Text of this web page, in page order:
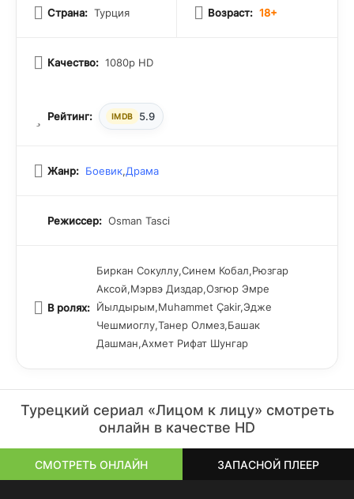
Страна: Турция Возраст: 18+
Качество: 1080p HD
Рейтинг: IMDB 5.9
Жанр: Боевик,Драма
Режиссер: Osman Tasci
В ролях:
Биркан Сокуллу,Синем Кобал,Рюзгар
Аксой,Мэрвэ Диздар,Озгюр Эмре
Йылдырым,Muhammet Çakir,Эдже
Чешмиоглу,Танер Олмез,Башак
Дашман,Ахмет Рифат Шунгар
Турецкий сериал «Лицом к лицу» смотреть
онлайн в качестве HD
СМОТРЕТЬ ОНЛАЙН ЗАПАСНОЙ ПЛЕЕР